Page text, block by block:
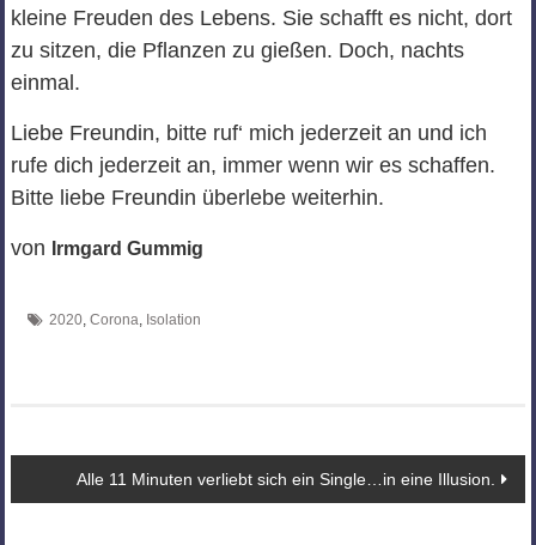
kleine Freuden des Lebens. Sie schafft es nicht, dort
zu sitzen, die Pflanzen zu gießen. Doch, nachts
einmal.
Liebe Freundin, bitte ruf‘ mich jederzeit an und ich
rufe dich jederzeit an, immer wenn wir es schaffen.
Bitte liebe Freundin überlebe weiterhin.
von Irmgard Gummig
2020, Corona, Isolation
Beitragsnavigation
Alle 11 Minuten verliebt sich ein Single…in eine Illusion.